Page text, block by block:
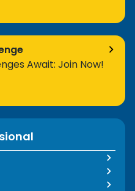
Await: Join Now!